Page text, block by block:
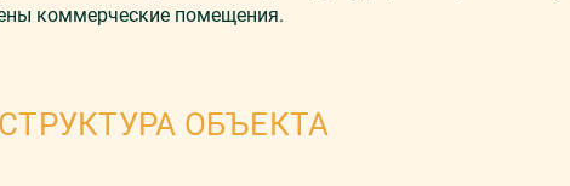
коммерческие помещения.
ОБЪЕКТА